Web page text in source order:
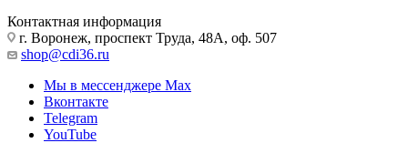
Контактная информация
г. Воронеж, проспект Труда, 48А, оф. 507
shop@cdi36.ru
Мы в мессенджере Max
Вконтакте
Telegram
YouTube